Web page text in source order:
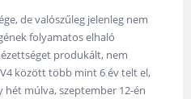
de valószűleg jelenleg nem
folyamatos elhaló
produkált, nem
között több mint 6 év telt el,
hét múlva, szeptember 12-én